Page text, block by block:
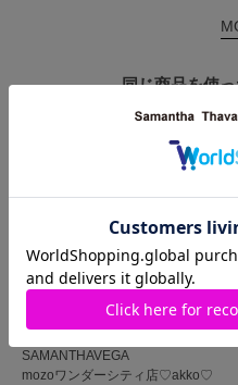
同じ商品を使
SAMANTHAVEGA
mozoワンダーシティ店♡akko♡